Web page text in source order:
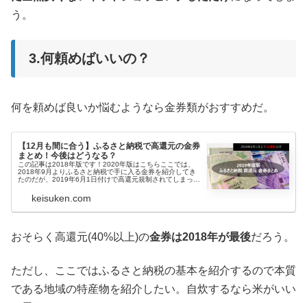
う。
3.何頼めばいいの？
何を頼めば良いか悩むようなら金券類がおすすめだ。
【12月も間に合う】ふるさと納税で高還元の金券
まとめ！今後はどうなる？
この記事は2018年版です！2020年版はこちらここでは、
2018年9月よりふるさと納税で手に入る金券を紹介してき
たのだが、2019年6月1日付けで高還元規制されてしまった
た。現在は主に...
keisuken.com
おそらく高還元(40%以上)の金券は2018年が最後だろう。
ただし、ここではふるさと納税の基本を紹介するので本質
である地域の特産物を紹介したい。自炊するなら米がいい